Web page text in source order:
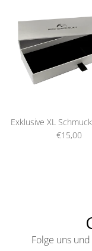
Exklusive XL
€15,00
Folge uns